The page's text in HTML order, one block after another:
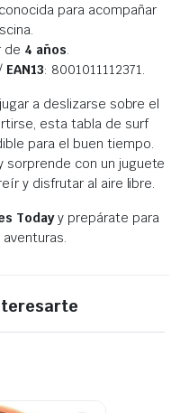
para acompañar
de 4 años.
EAN13: 8001011112371.
a deslizarse sobre el
esta tabla de surf
para el buen tiempo.
sorprende con un juguete
y disfrutar al aire libre.
Todayy prepárate para